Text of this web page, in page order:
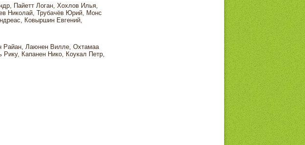
Пайетт Логан, Хохлов Илья,
Николай, Трубачёв Юрий, Монс
Ковыршин Евгений,
Райан, Лаюнен Вилле, Охтамаа
Капанен Нико, Коукал Петр,